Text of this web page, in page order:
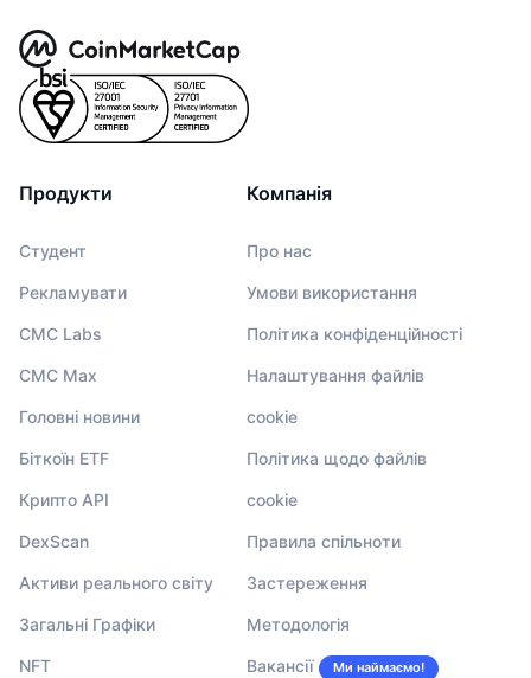
Продукти
Студент
Рекламувати
CMC Labs
CMC Max
Головні новини
Біткоїн ETF
Крипто API
DexScan
Активи реального світу
Загальні Графіки
NFT
Компанія
Про нас
Умови використання
Політика конфіденційності
Налаштування файлів
cookie
Політика щодо файлів
cookie
Правила спільноти
Застереження
Методологія
Вакансії Ми наймаємо!